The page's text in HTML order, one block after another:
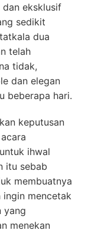
dan eksklusif
sedikit
dua
telah
tidak,
dan elegan
beberapa hari.
keputusan
ihwal
itu sebab
membuatnya
ingin mencetak
yang
menekan